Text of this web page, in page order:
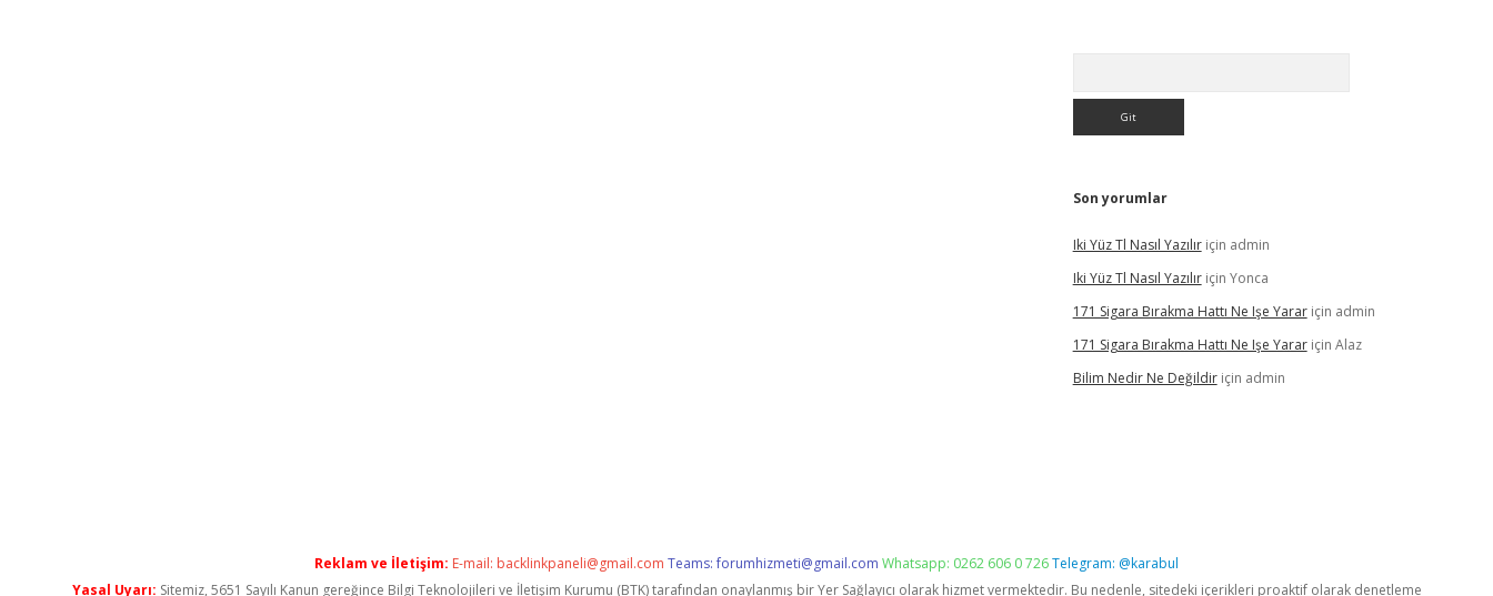
Son yorumlar
Iki Yüz Tl Nasıl Yazılıriçin admin
Iki Yüz Tl Nasıl Yazılıriçin Yonca
171 Sigara Bırakma Hattı Ne Işe Yarariçin admin
171 Sigara Bırakma Hattı Ne Işe Yarariçin Alaz
Bilim Nedir Ne Değildiriçin admin
Reklam ve İletişim: E-mail: backlinkpaneli@gmail.com Teams:forumhizmeti@gmail.com Whatsapp: 0262 606 0 726Telegram: @karabul
Yasal Uyarı: Sitemiz, 5651 Sayılı Kanun gereğince Bilgi Teknolojileri ve İletişim Kurumu (BTK) tarafından onaylanmış bir Yer Sağlayıcı olarak hizmet vermektedir. Bu nedenle, sitedeki içerikleri proaktif olarak denetleme